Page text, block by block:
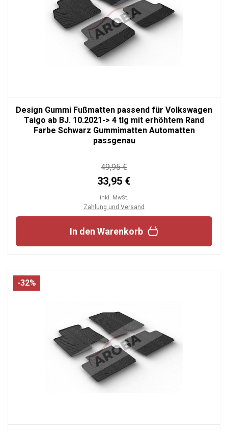
Design Gummi Fußmatten passend für Volkswagen
Taigo ab BJ. 10.2021-> 4 tlg mit erhöhtem Rand
Farbe Schwarz Gummimatten Automatten
passgenau
49,95 €
33,95 €
inkl. MwSt.
Zahlung und Versand
In den Warenkorb
-32%